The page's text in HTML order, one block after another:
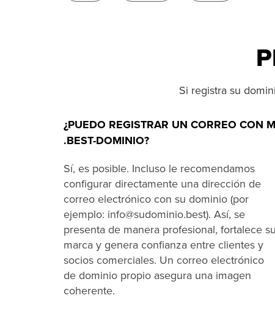
Si registra su
¿PUEDO REGISTRAR UN CORREO CON
.BEST-DOMINIO?
Sí, es posible. Incluso le recomendamos
configurar directamente una dirección de
correo electrónico con su dominio (por
ejemplo: info@sudominio.best). Así, se
presenta de manera profesional, fortalece su
marca y genera confianza entre clientes y
socios comerciales. Un correo electrónico
de dominio propio asegura una imagen
coherente.